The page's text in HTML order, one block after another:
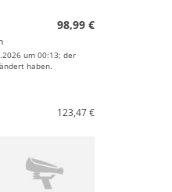
98,99 €
um 00:13; der
haben.
123,47 €